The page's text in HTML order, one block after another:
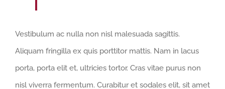
Vestibulum ac nulla non nisl malesuada sagittis.
Aliquam fringilla ex quis porttitor mattis. Nam in lacus
porta, porta elit et, ultricies tortor. Cras vitae purus non
nisl viverra fermentum. Curabitur et sodales elit, sit amet